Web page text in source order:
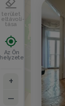
terület
eltávolí-
tása
Az Ön
helyzete
+
–